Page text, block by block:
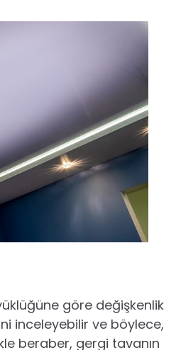
göre değişkenlik
inceleyebilir ve böylece,
beraber, gergi tavanın